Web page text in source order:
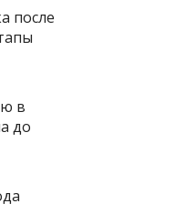
после
в
до